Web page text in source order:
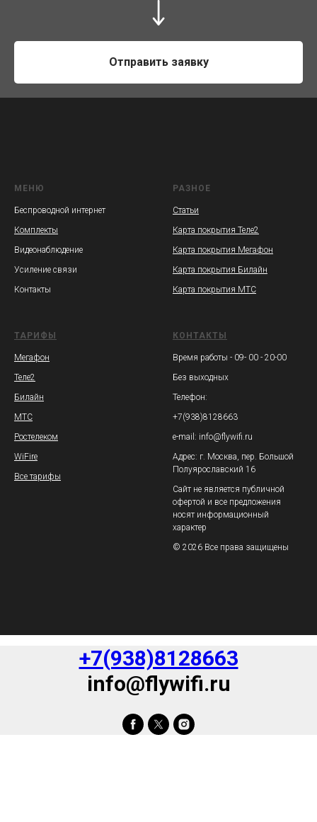
Отправить заявку
МЕНЮ
Беспроводной интернет
Комплекты
Видеонаблюдение
Усиление связи
Контакты
РАЗНОЕ
Статьи
Карта покрытия Теле2
Карта покрытия Мегафон
Карта покрытия Билайн
Карта покрытия МТС
ТАРИФЫ
Мегафон
Теле2
Билайн
МТС
Ростелеком
WiFire
Все тарифы
КОНТАКТЫ
Время работы - 09- 00 - 20-00
Без выходных
Телефон:
+7(938)8128663
e-mail: info@flywifi.ru
Адрес: г. Москва, пер. Большой
Полуярославский 16
Сайт не является публичной
офертой и все предложения
носят информационный
характер
© 2026 Все права защищены
+7(938)8128663
info@flywifi.ru